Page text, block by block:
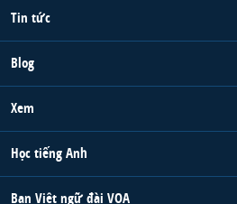
Tin tức
Blog
Xem
Học tiếng Anh
Ban Việt ngữ đài VOA